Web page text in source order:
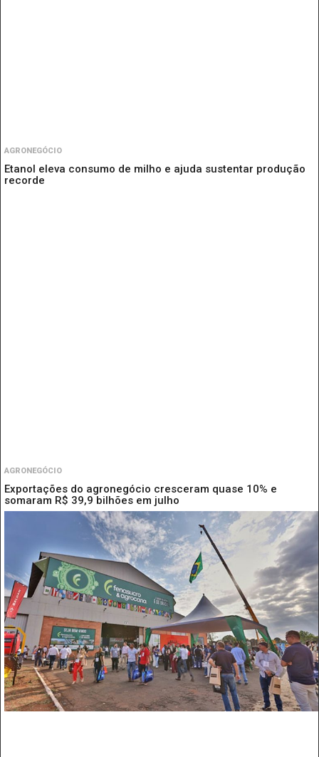
AGRONEGÓCIO
Etanol eleva consumo de milho e ajuda sustentar produção
recorde
AGRONEGÓCIO
Exportações do agronegócio cresceram quase 10% e
somaram R$ 39,9 bilhões em julho